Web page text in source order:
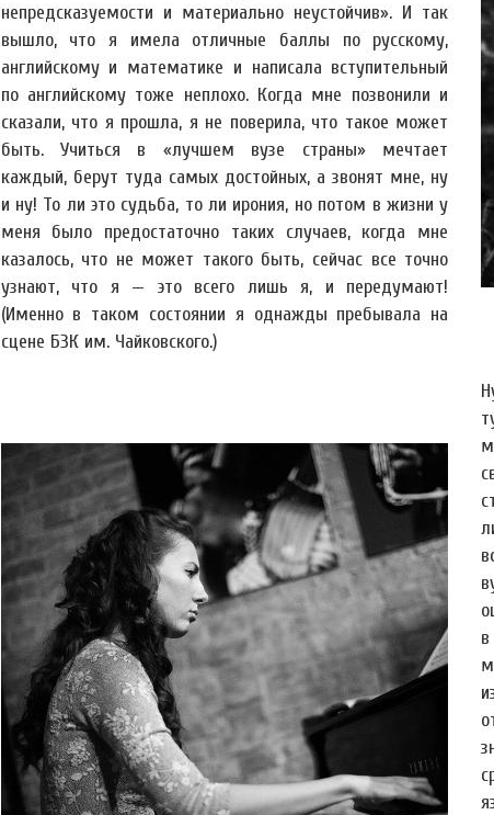
непредсказуемости и материально неустойчив». И так
вышло, что я имела отличные баллы по русскому,
английскому и математике и написала вступительный
по английскому тоже неплохо. Когда мне позвонили и
сказали, что я прошла, я не поверила, что такое может
быть. Учиться в «лучшем вузе страны» мечтает
каждый, берут туда самых достойных, а звонят мне, ну
и ну! То ли это судьба, то ли ирония, но потом в жизни у
меня было предостаточно таких случаев, когда мне
казалось, что не может такого быть, сейчас все точно
узнают, что я — это всего лишь я, и передумают!
(Именно в таком состоянии я однажды пребывала на
сцене БЗК им. Чайковского.)